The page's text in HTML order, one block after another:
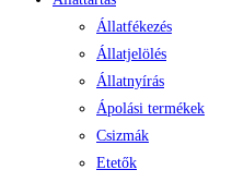
Állatfékezés
Állatjelölés
Állatnyírás
Ápolási termékek
Csizmák
Etetők